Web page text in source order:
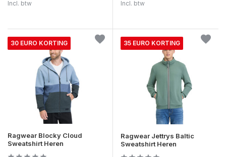
Incl. btw Incl. btw
30 EURO KORTING
Ragwear Blocky Cloud
Sweatshirt Heren
35 EURO KORTING
Ragwear Jettrys Baltic
Sweatshirt Heren